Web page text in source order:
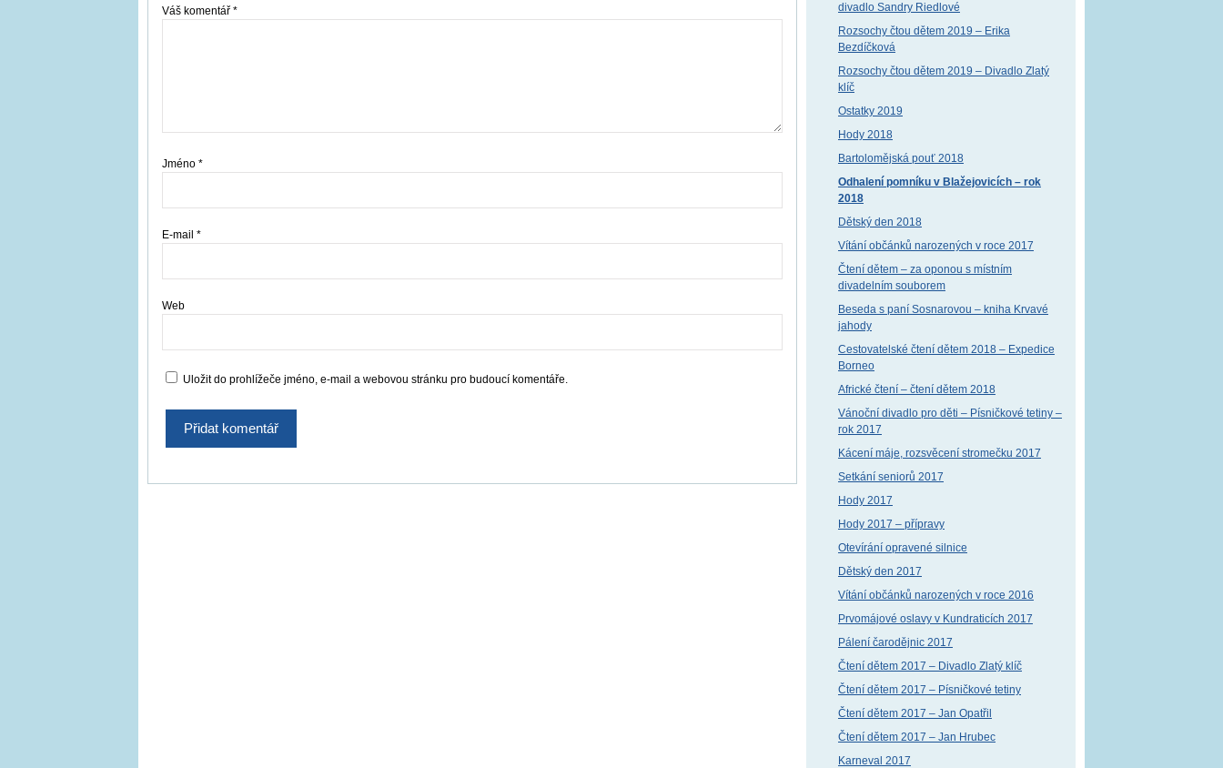
Váš komentář *
Jméno *
E-mail *
Web
Uložit do prohlížeče jméno, e-mail a webovou stránku pro budoucí komentáře.
divadlo Sandry Riedlové
Rozsochy čtou dětem 2019 – Erika
Bezdíčková
Rozsochy čtou dětem 2019 – Divadlo Zlatý
klíč
Ostatky 2019
Hody 2018
Bartolomějská pouť 2018
Odhalení pomníku v Blažejovicích – rok
2018
Dětský den 2018
Vítání občánků narozených v roce 2017
Čtení dětem – za oponou s místním
divadelním souborem
Beseda s paní Sosnarovou – kniha Krvavé
jahody
Cestovatelské čtení dětem 2018 – Expedice
Borneo
Africké čtení – čtení dětem 2018
Vánoční divadlo pro děti – Písničkové tetiny –
rok 2017
Kácení máje, rozsvěcení stromečku 2017
Setkání seniorů 2017
Hody 2017
Hody 2017 – přípravy
Otevírání opravené silnice
Dětský den 2017
Vítání občánků narozených v roce 2016
Prvomájové oslavy v Kundraticích 2017
Pálení čarodějnic 2017
Čtení dětem 2017 – Divadlo Zlatý klíč
Čtení dětem 2017 – Písničkové tetiny
Čtení dětem 2017 – Jan Opatřil
Čtení dětem 2017 – Jan Hrubec
Karneval 2017